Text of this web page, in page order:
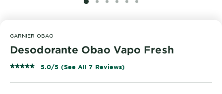
SLIDE 1
SLIDE 2
SLIDE 3
SLIDE 4
SLIDE 5
SLIDE 6
GARNIER OBAO
Desodorante Obao Vapo Fresh
5.0/5 (See All 7 Reviews)